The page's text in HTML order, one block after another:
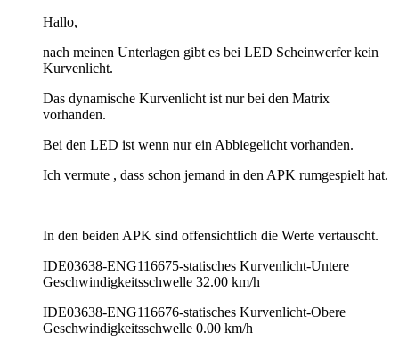
Hallo,
nach meinen Unterlagen gibt es bei LED Scheinwerfer kein
Kurvenlicht.
Das dynamische Kurvenlicht ist nur bei den Matrix
vorhanden.
Bei den LED ist wenn nur ein Abbiegelicht vorhanden.
Ich vermute , dass schon jemand in den APK rumgespielt hat.
In den beiden APK sind offensichtlich die Werte vertauscht.
IDE03638-ENG116675-statisches Kurvenlicht-Untere
Geschwindigkeitsschwelle 32.00 km/h
IDE03638-ENG116676-statisches Kurvenlicht-Obere
Geschwindigkeitsschwelle 0.00 km/h